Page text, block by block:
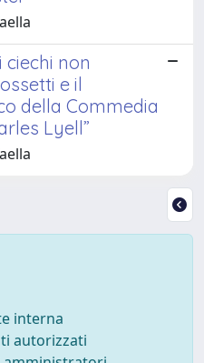
ciechi non
e il
della Commedia
Lyell”
interna
autorizzati